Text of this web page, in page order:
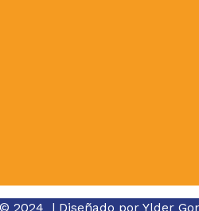
2024 | Diseñado por Ylder